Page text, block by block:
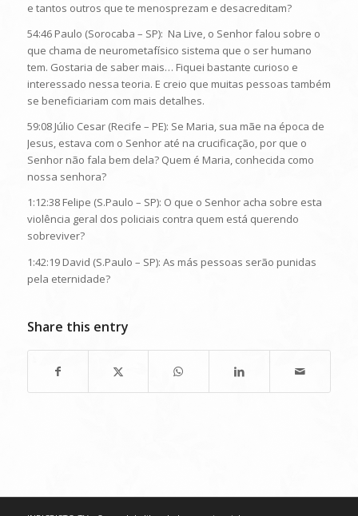
e tantos outros que te menosprezam e desacreditam?
54:46 Paulo (Sorocaba – SP): Na Live, o Senhor falou sobre o
que chama de neurometafísico sistema que o ser humano
tem. Gostaria de saber mais… Fiquei bastante curioso e
interessado nessa teoria. E creio que muitas pessoas também
se beneficiariam com mais detalhes.
59:08 Júlio Cesar (Recife – PE): Se Maria, sua mãe na época de
Jesus, estava com o Senhor até na crucificação, por que o
Senhor não fala bem dela? Quem é Maria, conhecida como
nossa senhora?
1:12:38 Felipe (S.Paulo – SP): O que o Senhor acha sobre esta
violência geral dos policiais contra quem está querendo
sobreviver?
1:42:19 David (S.Paulo – SP): As más pessoas serão punidas
pela eternidade?
Share this entry